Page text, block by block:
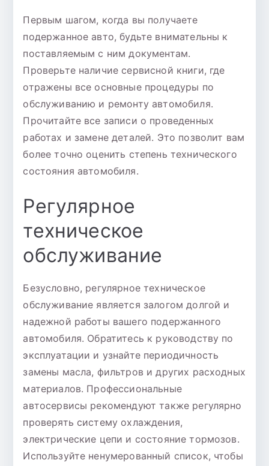
Первым шагом, когда вы получаете
подержанное авто, будьте внимательны к
поставляемым с ним документам.
Проверьте наличие сервисной книги, где
отражены все основные процедуры по
обслуживанию и ремонту автомобиля.
Прочитайте все записи о проведенных
работах и замене деталей. Это позволит вам
более точно оценить степень технического
состояния автомобиля.
Регулярное
техническое
обслуживание
Безусловно, регулярное техническое
обслуживание является залогом долгой и
надежной работы вашего подержанного
автомобиля. Обратитесь к руководству по
эксплуатации и узнайте периодичность
замены масла, фильтров и других расходных
материалов. Профессиональные
автосервисы рекомендуют также регулярно
проверять систему охлаждения,
электрические цепи и состояние тормозов.
Используйте ненумерованный список, чтобы